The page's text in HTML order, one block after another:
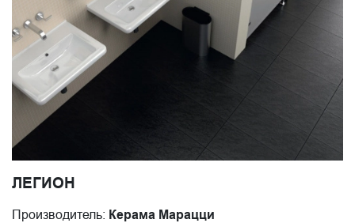
ЛЕГИОН
Производитель: Керама Марацци